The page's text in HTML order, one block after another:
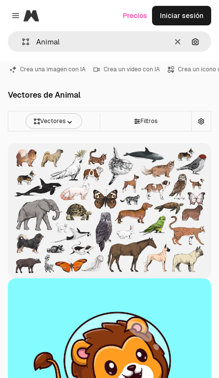
Close menu
Magnific
Borrar
Precios Iniciar sesión
Crea una imagen con IA Crea un vídeo con IA Crea un icono
Vectores de Animal
Vectores Filtros